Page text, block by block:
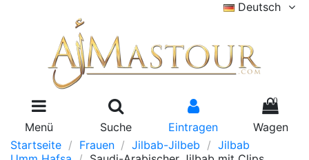
Deutsch
Menü Suche Eintragen
0
Wagen
Startseite
Frauen Jilbab-Jilbeb
Jilbab